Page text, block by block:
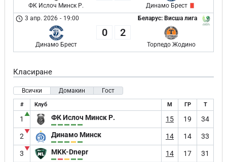
ФК Ислоч Минск Р.
Динамо Брест
Беларус: Висша лига
3 апр. 2026 - 19:00
Динамо Брест
0 2
Торпедо Жодино
Класиране
Всички Домакин Гост
# Клуб М ГР Т
1
▲ ФК Ислоч Минск Р. 15 19 34
2
▼ Динамо Минск 14 14 33
3
▼ MKK-Dnepr 14 17 31